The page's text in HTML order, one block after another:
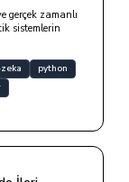
gerçek zamanlı
sistemlerin
python